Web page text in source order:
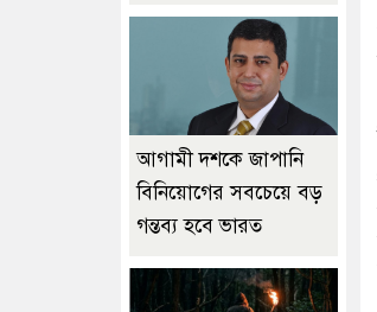
আগামী দশকে জাপানি
বিনিয়োগের সবচেয়ে বড়
গন্তব্য হবে ভারত